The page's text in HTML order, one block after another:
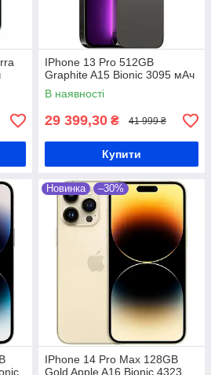
IPhone 13 Pro 512GB
Graphite A15 Bionic 3095 мАч
В наявності
29 399,30 ₴ 41 999 ₴
Купити
Новинка –30%
IPhone 14 Pro Max 128GB
Gold Apple A16 Bionic 4323